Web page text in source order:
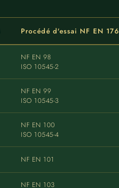
Procédé d'essai NF EN 176
NF EN 98
ISO 10545-2
NF EN 99
ISO 10545-3
NF EN 100
ISO 10545-4
NF EN 101
NF EN 103